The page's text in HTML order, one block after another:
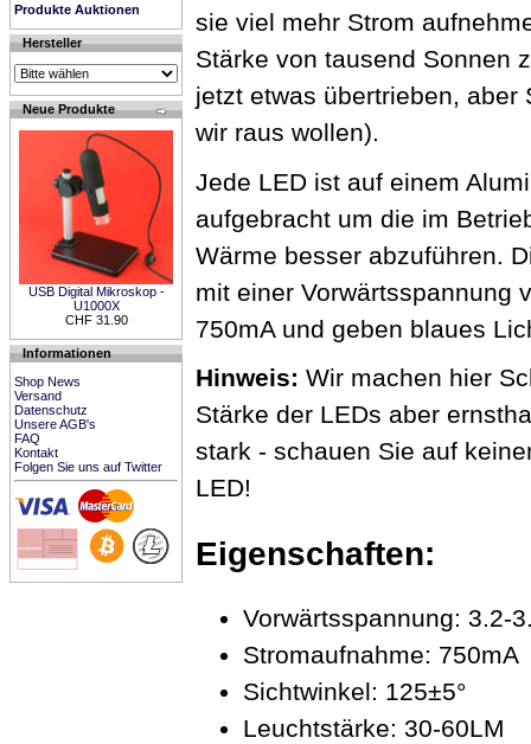
Produkte Auktionen
Hersteller
Neue Produkte
USB Digital Mikroskop -
U1000X
CHF 31.90
Informationen
Shop News
Versand
Datenschutz
Unsere AGB's
FAQ
Kontakt
Folgen Sie uns auf Twitter
sie viel mehr Strom
Stärke von tausend Sonnen
jetzt etwas übertrieben, aber
wir raus wollen).
Jede LED ist auf einem
aufgebracht um die im
Wärme besser abzuführen.
mit einer Vorwärtsspannung
750mA und geben blaues
Hinweis: Wir machen hier
Stärke der LEDs aber
stark - schauen Sie auf
LED!
Eigenschaften:
Vorwärtsspannung: 3.2-
Stromaufnahme: 750mA
Sichtwinkel: 125±5°
Leuchtstärke: 30-60LM